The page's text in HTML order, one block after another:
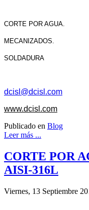
CORTE POR AGUA.
MECANIZADOS.
SOLDADURA
dcisl@dcisl.com
www.dcisl.com
Publicado en Blog
Leer más ...
CORTE POR
AISI-316L
Viernes, 13 Septiembre